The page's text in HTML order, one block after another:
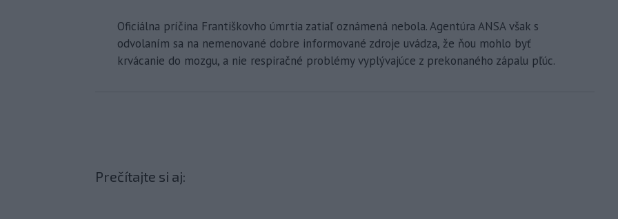
Oficiálna príčina Františkovho úmrtia zatiaľ oznámená nebola. Agentúra ANSA však s
odvolaním sa na nemenované dobre informované zdroje uvádza, že ňou mohlo byť
krvácanie do mozgu, a nie respiračné problémy vyplývajúce z prekonaného zápalu pľúc.
Prečítajte si aj: